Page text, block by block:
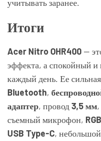
учитывать заранее.
Итоги
Acer Nitro OHR400 —
эффекта, а спокойный и
каждый день. Ее
Bluetooth,
адаптер, провод 3,5 мм
съемный микрофон,
USB Type-C,